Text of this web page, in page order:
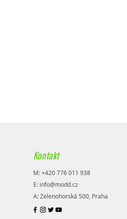
Kontakt
M: +420 776 011 938
E: info@modd.cz
A: Zelenohorská 500, Praha